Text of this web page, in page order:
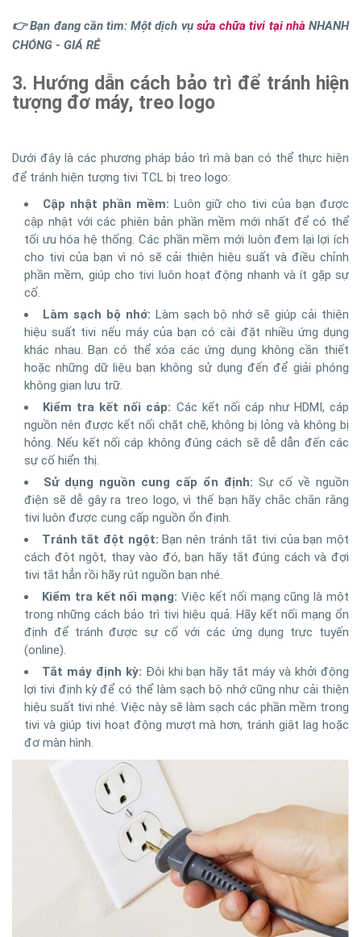
👉 Bạn đang cần tìm: Một dịch vụ sửa chữa tivi tại nhàNHANH
CHÓNG - GIÁ RẺ
3. Hướng dẫn cách bảo trì để tránh hiện
tượng đơ máy, treo logo
Dưới đây là các phương pháp bảo trì mà bạn có thể thực hiện
để tránh hiện tượng tivi TCL bị treo logo:
Cập nhật phần mềm: Luôn giữ cho tivi của bạn được
cập nhật với các phiên bản phần mềm mới nhất để có thể
tối ưu hóa hệ thống. Các phần mềm mới luôn đem lại lợi ích
cho tivi của bạn vì nó sẽ cải thiện hiệu suất và điều chỉnh
phần mềm, giúp cho tivi luôn hoạt động nhanh và ít gặp sự
cố.
Làm sạch bộ nhớ: Làm sạch bộ nhớ sẽ giúp cải thiện
hiệu suất tivi nếu máy của bạn có cài đặt nhiều ứng dụng
khác nhau. Bạn có thể xóa các ứng dụng không cần thiết
hoặc những dữ liệu bạn không sử dụng đến để giải phóng
không gian lưu trữ.
Kiểm tra kết nối cáp: Các kết nối cáp như HDMI, cáp
nguồn nên được kết nối chặt chẽ, không bị lỏng và không bị
hỏng. Nếu kết nối cáp không đúng cách sẽ dễ dẫn đến các
sự cố hiển thị.
Sử dụng nguồn cung cấp ổn định: Sự cố về nguồn
điện sẽ dễ gây ra treo logo, vì thế bạn hãy chắc chắn rằng
tivi luôn được cung cấp nguồn ổn định.
Tránh tắt đột ngột: Bạn nên tránh tắt tivi của bạn một
cách đột ngột, thay vào đó, bạn hãy tắt đúng cách và đợi
tivi tắt hẳn rồi hãy rút nguồn bạn nhé.
Kiểm tra kết nối mạng: Việc kết nối mạng cũng là một
trong những cách bảo trì tivi hiệu quả. Hãy kết nối mạng ổn
định để tránh được sự cố với các ứng dụng trực tuyến
(online).
Tắt máy định kỳ: Đôi khi bạn hãy tắt máy và khởi động
lợi tivi định kỳ để có thể làm sạch bộ nhớ cũng như cải thiện
hiệu suất tivi nhé. Việc này sẽ làm sạch các phần mềm trong
tivi và giúp tivi hoạt động mượt mà hơn, tránh giật lag hoặc
đơ màn hình.